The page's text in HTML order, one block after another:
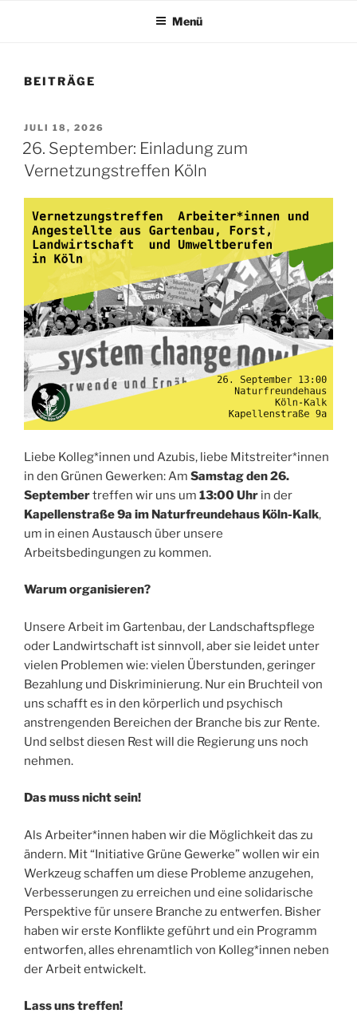
Menü
BEITRÄGE
VERÖFFENTLICHT
AM
JULI 18, 2026
26. September: Einladung zum
Vernetzungstreffen Köln
Liebe Kolleg*innen und Azubis, liebe Mitstreiter*innen
in den Grünen Gewerken: Am Samstag den 26.
Septembertreffen wir uns um 13:00 Uhr in der
Kapellenstraße 9a im Naturfreundehaus Köln-Kalk,
um in einen Austausch über unsere
Arbeitsbedingungen zu kommen.
Warum organisieren?
Unsere Arbeit im Gartenbau, der Landschaftspflege
oder Landwirtschaft ist sinnvoll, aber sie leidet unter
vielen Problemen wie: vielen Überstunden, geringer
Bezahlung und Diskriminierung. Nur ein Bruchteil von
uns schafft es in den körperlich und psychisch
anstrengenden Bereichen der Branche bis zur Rente.
Und selbst diesen Rest will die Regierung uns noch
nehmen.
Das muss nicht sein!
Als Arbeiter*innen haben wir die Möglichkeit das zu
ändern. Mit “Initiative Grüne Gewerke” wollen wir ein
Werkzeug schaffen um diese Probleme anzugehen,
Verbesserungen zu erreichen und eine solidarische
Perspektive für unsere Branche zu entwerfen. Bisher
haben wir erste Konflikte geführt und ein Programm
entworfen, alles ehrenamtlich von Kolleg*innen neben
der Arbeit entwickelt.
Lass uns treffen!